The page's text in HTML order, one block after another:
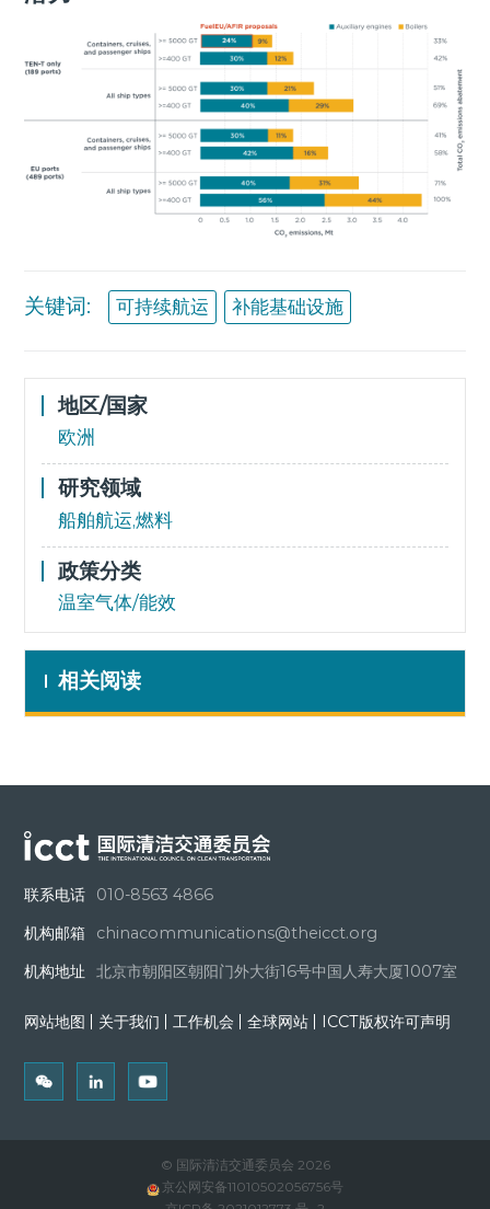
关键词: 可持续航运 补能基础设施
地区/国家
欧洲
研究领域
船舶航运,燃料
政策分类
温室气体/能效
相关阅读
联系电话
010-8563 4866
机构邮箱
chinacommunications@theicct.org
机构地址
北京市朝阳区朝阳门外大街16号中国人寿大厦1007室
网站地图 关于我们 工作机会 全球网站 ICCT版权许可声明
© 国际清洁交通委员会 2026
京公网安备11010502056756号